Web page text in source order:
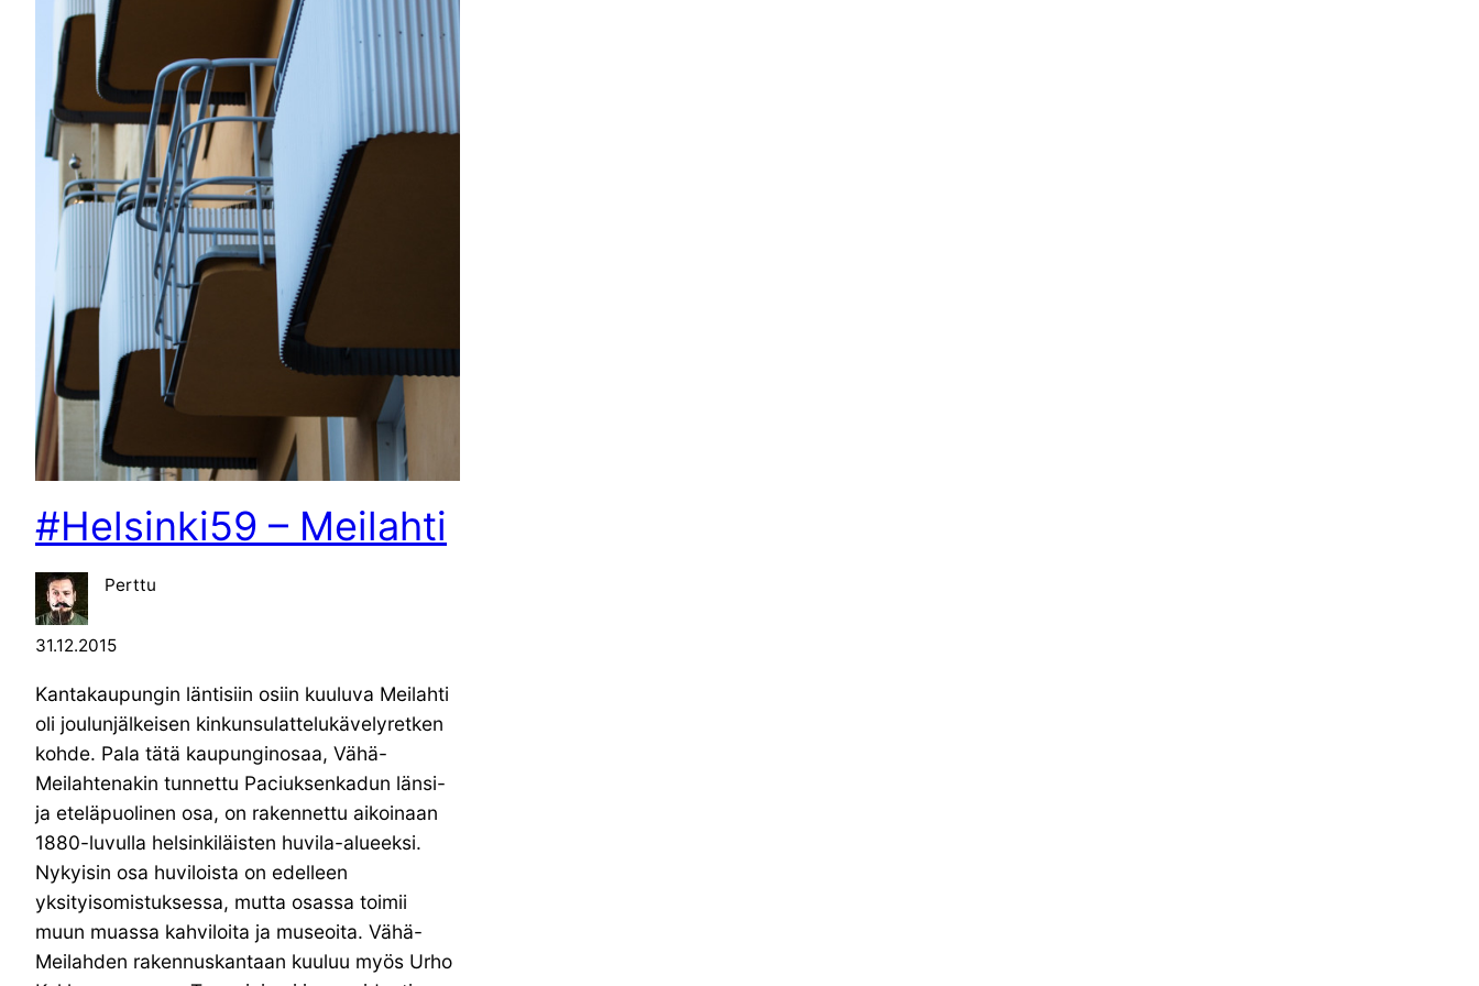
#Helsinki59 – Meilahti
Perttu
31.12.2015
Kantakaupungin läntisiin osiin kuuluva Meilahti
oli joulunjälkeisen kinkunsulattelukävelyretken
kohde. Pala tätä kaupunginosaa, Vähä-
Meilahtenakin tunnettu Paciuksenkadun länsi-
ja eteläpuolinen osa, on rakennettu aikoinaan
1880-luvulla helsinkiläisten huvila-alueeksi.
Nykyisin osa huviloista on edelleen
yksityisomistuksessa, mutta osassa toimii
muun muassa kahviloita ja museoita. Vähä-
Meilahden rakennuskantaan kuuluu myös Urho